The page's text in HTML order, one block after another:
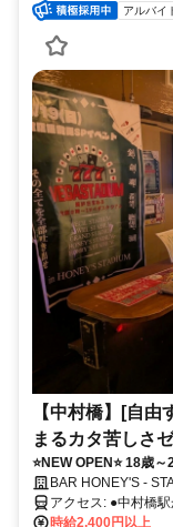
アルバイ
【中村橋】[自
まるカタ苦しさ
⭐NEW OPEN⭐ 18歳
給 2,600円以上！】✅
送りあり！ ✅ノルマ
BAR HONEY'S -
アクセス: ●中村橋駅から徒歩1分 ＜西武池袋線＞ ●練馬駅から電車で
2分 ＜地下鉄 | 都営
時給2,400円以上